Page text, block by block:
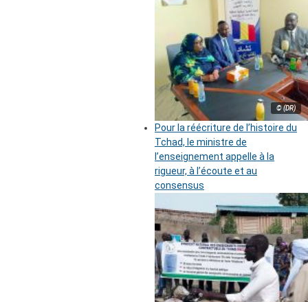
© (DR)
Pour la réécriture de l’histoire du
Tchad, le ministre de
l’enseignement appelle à la
rigueur, à l’écoute et au
consensus